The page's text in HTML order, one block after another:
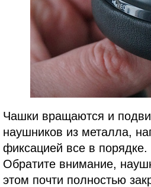
Чашки вращаются и
наушников из металла,
фиксацией все в
Обратите внимание,
этом почти полностью